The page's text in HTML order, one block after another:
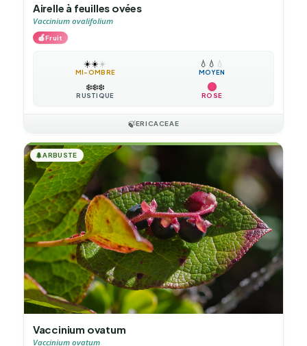
Airelle à feuilles ovées
Vaccinium ovalifolium
🍎Fruit
☀️☀️☀️
MI-OMBRE
💧 💧 💧
MOYEN
❄️❄️❄️
RUSTIQUE ROSE
🍃ERICACEAE
🌲ARBUSTE
Vaccinium ovatum
Vaccinium ovatum